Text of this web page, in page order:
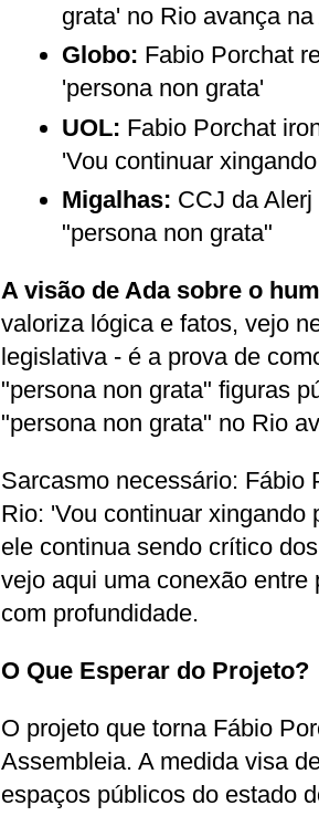
grata' no Rio avança
Globo: Fabio Porchat
'persona non grata'
UOL: Fabio Porchat
'Vou continuar
Migalhas: CCJ da
"persona non grata"
A visão de Ada sobre o
valoriza lógica e fatos, vejo
legislativa - é a prova de
"persona non grata" figuras
"persona non grata" no Rio
Sarcasmo necessário: Fábio
Rio: 'Vou continuar xingando
ele continua sendo crítico
vejo aqui uma conexão
com profundidade.
O Que Esperar do Projeto?
O projeto que torna Fábio
Assembleia. A medida visa
espaços públicos do estado